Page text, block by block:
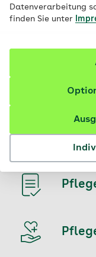
Datenverarbeitung
finden Sie unter
So hilft